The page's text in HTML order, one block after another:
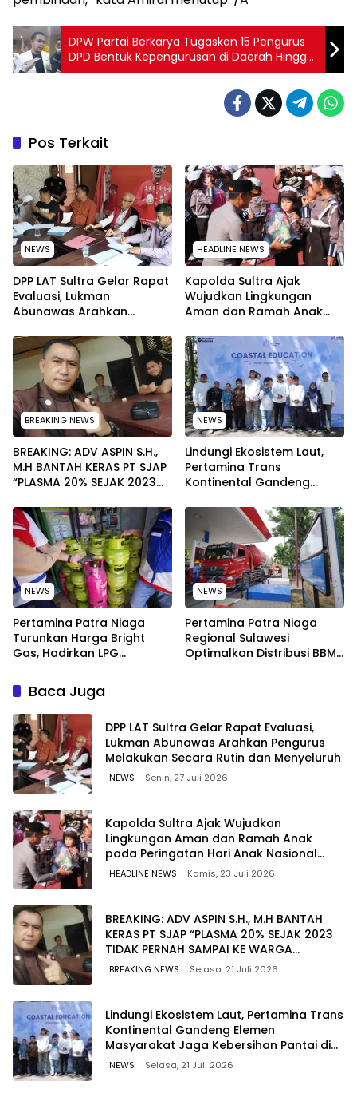
DPW Partai Berkarya Tugaskan 15 Pengurus
DPD Bentuk Kepengurusan di Daerah Hingga
Kecamatan
Pos Terkait
NEWS
‎DPP LAT Sultra Gelar Rapat
Evaluasi, Lukman
Abunawas Arahkan
Secara Rutin dan
Menyeluruh
HEADLINE NEWS
Kapolda Sultra Ajak
Wujudkan Lingkungan
Aman dan Ramah Anak
Nasional 2026
BREAKING NEWS
BREAKING: ADV ASPIN S.H.,
M.H BANTAH KERAS PT SJAP
“PLASMA 20% SEJAK 2023
WARGA WAWOONE!
NEWS
Lindungi Ekosistem Laut,
Pertamina Trans
Kontinental Gandeng
Kebersihan Pantai di
Bitung, Sulawesi
NEWS
Pertamina Patra Niaga
Turunkan Harga Bright
Gas, Hadirkan LPG
Lebih Kompetitif
NEWS
Pertamina Patra Niaga
Regional Sulawesi
Optimalkan Distribusi BBM
Baca Juga
‎DPP LAT Sultra Gelar Rapat Evaluasi,
Lukman Abunawas Arahkan Pengurus
Melakukan Secara Rutin dan Menyeluruh
NEWS Senin, 27 Juli 2026
Kapolda Sultra Ajak Wujudkan
Lingkungan Aman dan Ramah Anak
pada Peringatan Hari Anak Nasional
2026
HEADLINE NEWS Kamis, 23 Juli 2026
BREAKING: ADV ASPIN S.H., M.H BANTAH
KERAS PT SJAP “PLASMA 20% SEJAK 2023
TIDAK PERNAH SAMPAI KE WARGA
WAWOONE!
BREAKING NEWS Selasa, 21 Juli 2026
Lindungi Ekosistem Laut, Pertamina Trans
Kontinental Gandeng Elemen
Masyarakat Jaga Kebersihan Pantai di
Bitung, Sulawesi
NEWS Selasa, 21 Juli 2026